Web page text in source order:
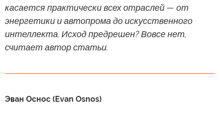
касается практически всех отраслей — от
энергетики и автопрома до искусственного
интеллекта. Исход предрешен? Вовсе нет,
считает автор статьи.
Эван Оснос (Evan Osnos)